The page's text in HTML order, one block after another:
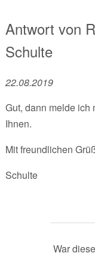
Antwort von
Schulte
22.08.2019
Gut, dann melde ich
Ihnen.
Mit freundlichen
Schulte
War